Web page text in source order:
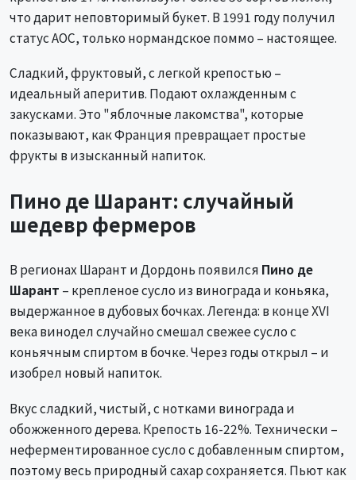
что дарит неповторимый букет. В 1991 году получил
статус AOC, только нормандское поммо – настоящее.
Сладкий, фруктовый, с легкой крепостью –
идеальный аперитив. Подают охлажденным с
закусками. Это "яблочные лакомства", которые
показывают, как Франция превращает простые
фрукты в изысканный напиток.
Пино де Шарант: случайный
шедевр фермеров
В регионах Шарант и Дордонь появился Пино де
Шарант – крепленое сусло из винограда и коньяка,
выдержанное в дубовых бочках. Легенда: в конце XVI
века винодел случайно смешал свежее сусло с
коньячным спиртом в бочке. Через годы открыл – и
изобрел новый напиток.
Вкус сладкий, чистый, с нотками винограда и
обожженного дерева. Крепость 16-22%. Технически –
неферментированное сусло с добавленным спиртом,
поэтому весь природный сахар сохраняется. Пьют как